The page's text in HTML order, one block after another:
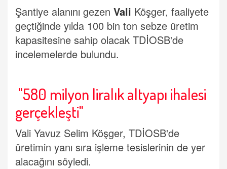
Şantiye alanını gezen Vali Köşger, faaliyete
geçtiğinde yılda 100 bin ton sebze üretim
kapasitesine sahip olacak TDİOSB'de
incelemelerde bulundu.
"580 milyon liralık altyapı ihalesi
gerçekleşti"
Vali Yavuz Selim Köşger, TDİOSB'de
üretimin yanı sıra işleme tesislerinin de yer
alacağını söyledi.